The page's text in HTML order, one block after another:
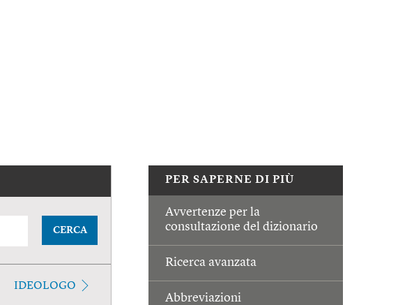
PER SAPERNE DI PIÙ
Avvertenze per la
consultazione del dizionario
Ricerca avanzata
Abbreviazioni
CERCA
IDEOLOGO